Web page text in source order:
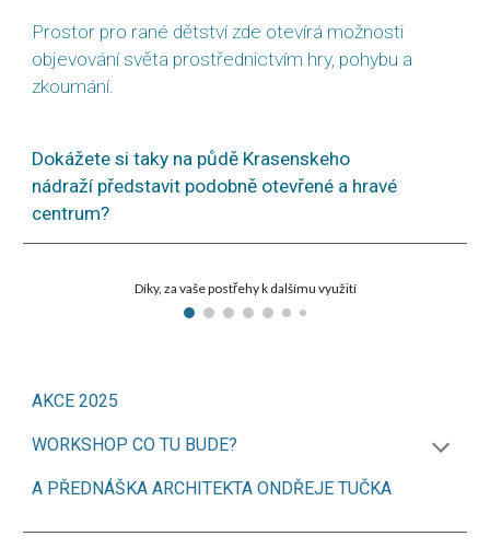
Prostor pro rané dětství zde otevírá možnosti
objevování světa prostřednictvím hry, pohybu a
zkoumání.
Dokážete si taky na půdě Krasenskeho
nádraží představit podobně otevřené a hravé
centrum?
Díky, za vaše postřehy k dalšímu využití
AKCE 2025
WORKSHOP CO TU BUDE?
A PŘEDNÁŠKA ARCHITEKTA ONDŘEJE TUČKA